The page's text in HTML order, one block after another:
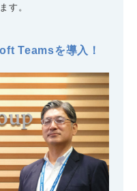
す。
Teamsを導入！